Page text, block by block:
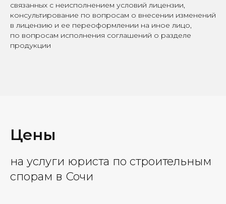
связанных с неисполнением условий лицензии,
консультирование по вопросам о внесении изменений
в лицензию и ее переоформлении на иное лицо,
по вопросам исполнения соглашений о разделе
продукции
Цены
на услуги юриста по строительным
спорам в Сочи